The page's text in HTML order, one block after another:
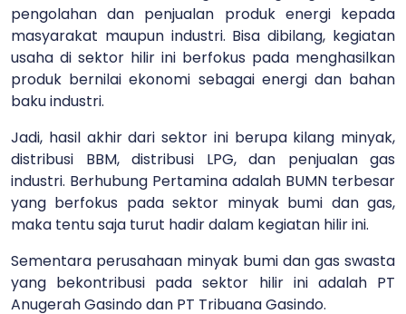
pengolahan dan penjualan produk energi kepada
masyarakat maupun industri. Bisa dibilang, kegiatan
usaha di sektor hilir ini berfokus pada menghasilkan
produk bernilai ekonomi sebagai energi dan bahan
baku industri.
Jadi, hasil akhir dari sektor ini berupa kilang minyak,
distribusi BBM, distribusi LPG, dan penjualan gas
industri. Berhubung Pertamina adalah BUMN terbesar
yang berfokus pada sektor minyak bumi dan gas,
maka tentu saja turut hadir dalam kegiatan hilir ini.
Sementara perusahaan minyak bumi dan gas swasta
yang bekontribusi pada sektor hilir ini adalah PT
Anugerah Gasindo dan PT Tribuana Gasindo.